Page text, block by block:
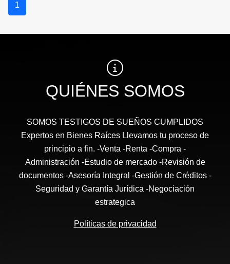
1
QUIÉNES SOMOS
SOMOS TESTIGOS DE SUEÑOS CUMPLIDOS
Expertos en Bienes Raíces Llevamos tu proceso de
principio a fin. -Venta -Renta -Compra -
Administración -Estudio de mercado -Revisión de
documentos -Asesoría Integral -Gestión de Créditos -
Seguridad y Garantía Jurídica -Negociación
estrategica
Políticas de privacidad